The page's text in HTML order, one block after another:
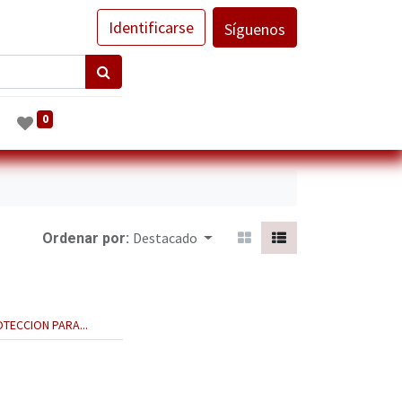
Identificarse Síguenos
0
Ordenar por: Destacado
PARA...